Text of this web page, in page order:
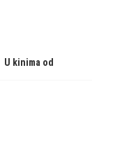
U kinima od